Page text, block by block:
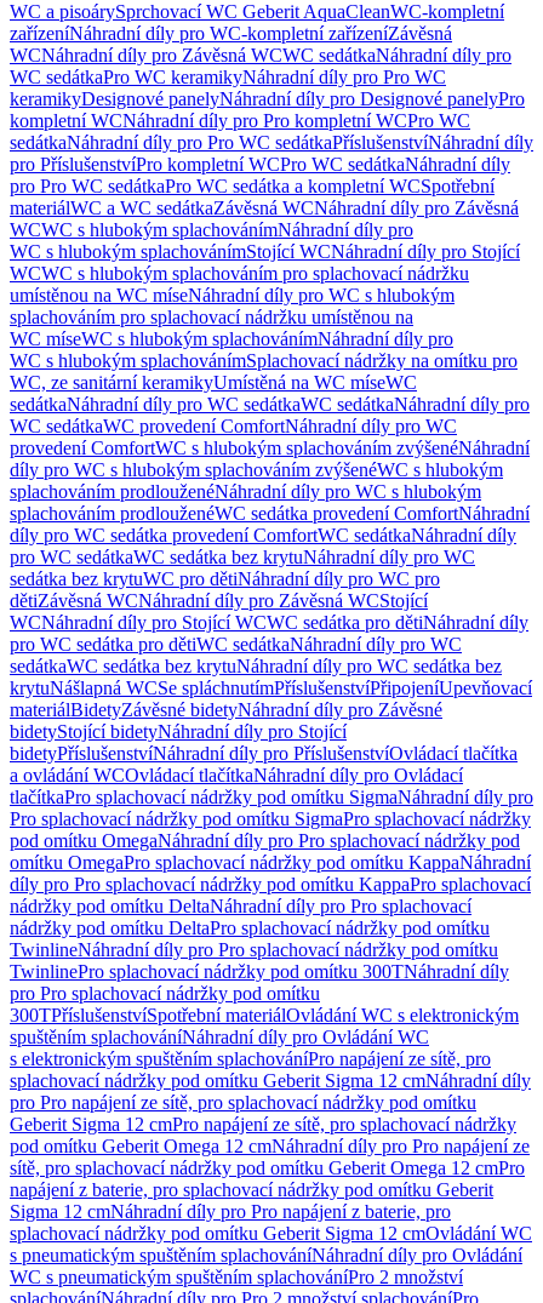
WC a pisoárySprchovací WC Geberit AquaCleanWC-kompletní
zařízeníNáhradní díly pro WC-kompletní zařízeníZávěsná
WCNáhradní díly pro Závěsná WCWC sedátkaNáhradní díly pro
WC sedátkaPro WC keramikyNáhradní díly pro Pro WC
keramikyDesignové panelyNáhradní díly pro Designové panelyPro
kompletní WCNáhradní díly pro Pro kompletní WCPro WC
sedátkaNáhradní díly pro Pro WC sedátkaPříslušenstvíNáhradní díly
pro PříslušenstvíPro kompletní WCPro WC sedátkaNáhradní díly
pro Pro WC sedátkaPro WC sedátka a kompletní WCSpotřební
materiálWC a WC sedátkaZávěsná WCNáhradní díly pro Závěsná
WCWC s hlubokým splachovánímNáhradní díly pro
WC s hlubokým splachovánímStojící WCNáhradní díly pro Stojící
WCWC s hlubokým splachováním pro splachovací nádržku
umístěnou na WC míseNáhradní díly pro WC s hlubokým
splachováním pro splachovací nádržku umístěnou na
WC míseWC s hlubokým splachovánímNáhradní díly pro
WC s hlubokým splachovánímSplachovací nádržky na omítku pro
WC, ze sanitární keramikyUmístěná na WC míseWC
sedátkaNáhradní díly pro WC sedátkaWC sedátkaNáhradní díly pro
WC sedátkaWC provedení ComfortNáhradní díly pro WC
provedení ComfortWC s hlubokým splachováním zvýšenéNáhradní
díly pro WC s hlubokým splachováním zvýšenéWC s hlubokým
splachováním prodlouženéNáhradní díly pro WC s hlubokým
splachováním prodlouženéWC sedátka provedení ComfortNáhradní
díly pro WC sedátka provedení ComfortWC sedátkaNáhradní díly
pro WC sedátkaWC sedátka bez krytuNáhradní díly pro WC
sedátka bez krytuWC pro dětiNáhradní díly pro WC pro
dětiZávěsná WCNáhradní díly pro Závěsná WCStojící
WCNáhradní díly pro Stojící WCWC sedátka pro dětiNáhradní díly
pro WC sedátka pro dětiWC sedátkaNáhradní díly pro WC
sedátkaWC sedátka bez krytuNáhradní díly pro WC sedátka bez
krytuNášlapná WCSe spláchnutímPříslušenstvíPřipojeníUpevňovací
materiálBidetyZávěsné bidetyNáhradní díly pro Závěsné
bidetyStojící bidetyNáhradní díly pro Stojící
bidetyPříslušenstvíNáhradní díly pro PříslušenstvíOvládací tlačítka
a ovládání WCOvládací tlačítkaNáhradní díly pro Ovládací
tlačítkaPro splachovací nádržky pod omítku SigmaNáhradní díly pro
Pro splachovací nádržky pod omítku SigmaPro splachovací nádržky
pod omítku OmegaNáhradní díly pro Pro splachovací nádržky pod
omítku OmegaPro splachovací nádržky pod omítku KappaNáhradní
díly pro Pro splachovací nádržky pod omítku KappaPro splachovací
nádržky pod omítku DeltaNáhradní díly pro Pro splachovací
nádržky pod omítku DeltaPro splachovací nádržky pod omítku
TwinlineNáhradní díly pro Pro splachovací nádržky pod omítku
TwinlinePro splachovací nádržky pod omítku 300TNáhradní díly
pro Pro splachovací nádržky pod omítku
300TPříslušenstvíSpotřební materiálOvládání WC s elektronickým
spuštěním splachováníNáhradní díly pro Ovládání WC
s elektronickým spuštěním splachováníPro napájení ze sítě, pro
splachovací nádržky pod omítku Geberit Sigma 12 cmNáhradní díly
pro Pro napájení ze sítě, pro splachovací nádržky pod omítku
Geberit Sigma 12 cmPro napájení ze sítě, pro splachovací nádržky
pod omítku Geberit Omega 12 cmNáhradní díly pro Pro napájení ze
sítě, pro splachovací nádržky pod omítku Geberit Omega 12 cmPro
napájení z baterie, pro splachovací nádržky pod omítku Geberit
Sigma 12 cmNáhradní díly pro Pro napájení z baterie, pro
splachovací nádržky pod omítku Geberit Sigma 12 cmOvládání WC
s pneumatickým spuštěním splachováníNáhradní díly pro Ovládání
WC s pneumatickým spuštěním splachováníPro 2 množství
splachováníNáhradní díly pro Pro 2 množství splachováníPro